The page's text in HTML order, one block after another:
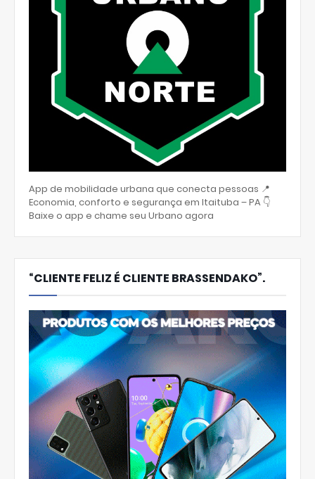
App de mobilidade urbana que conecta pessoas 📍
Economia, conforto e segurança em Itaituba – PA 👇
Baixe o app e chame seu Urbano agora
“CLIENTE FELIZ É CLIENTE BRASSENDAKO”.